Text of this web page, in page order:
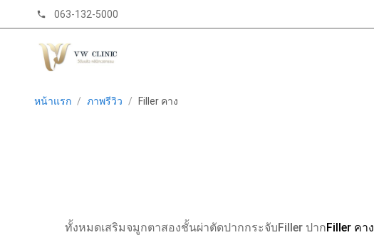
phone 063-132-5000
หน้าแรก / ภาพรีวิว / Filler คาง
ทั้งหมดเสริมจมูกตาสองชั้นผ่าตัดปากกระจับFiller ปากFiller คาง